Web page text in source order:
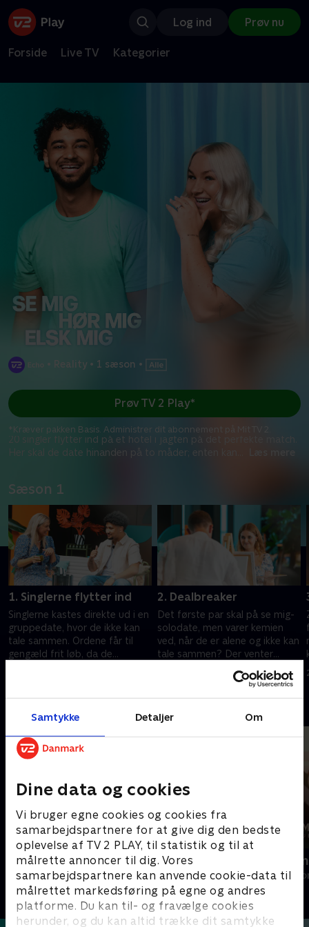
Samtykke Detaljer Om
Dine data og cookies
Vi bruger egne cookies og cookies fra
samarbejdspartnere for at give dig den bedste
oplevelse af TV 2 PLAY, til statistik og til at
målrette annoncer til dig. Vores
samarbejdspartnere kan anvende cookie-data til
målrettet markedsføring på egne og andres
platforme. Du kan til- og fravælge cookies
herunder, og du kan altid trække dit samtykke
Log ind Prøv nu
Forside Live TV Kategorier
Reality • 1 sæson •
20 singler flytter ind på et hotel i jagten på det perfekte match.
Her skal de date hinanden på to måder; enten kan
Prøv TV 2 Play*
*Kræver pakken Basis. Administrer dit abonnement på Mit TV 2.
Sæson 1
1. Singlerne flytter ind
Singlerne kastes direkte ud i en
gruppedate, hvor de ikke kan
tale sammen. Ordene får til
gengæld frit løb, da de
2. Dealbreaker
Det første par skal på se mig-
solodate, men varer kemien
ved, når de er alene og ikke kan
tale sammen? Der venter
14. november 2023 • 31 min
Roomies - London Calling
Reality • 1 sæsoner Reality • 1